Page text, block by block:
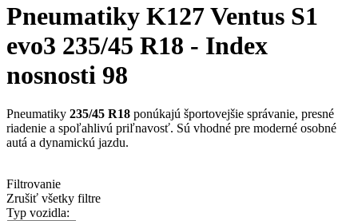
Pneumatiky K127 Ventus S1
evo3 235/45 R18 - Index
nosnosti 98
Pneumatiky 235/45 R18 ponúkajú športovejšie správanie, presné
riadenie a spoľahlivú priľnavosť. Sú vhodné pre moderné osobné
autá a dynamickú jazdu.
Filtrovanie
Zrušiť všetky filtre
Typ vozidla: